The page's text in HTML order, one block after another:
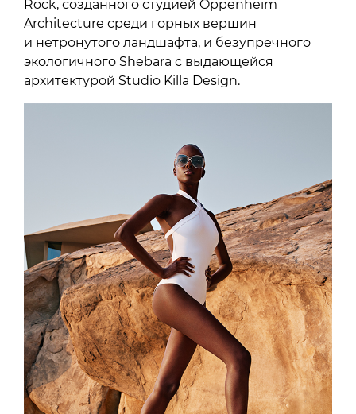
Rock, созданного студией Oppenheim
Architecture среди горных вершин
и нетронутого ландшафта, и безупречного
экологичного Shebara с выдающейся
архитектурой Studio Killa Design.